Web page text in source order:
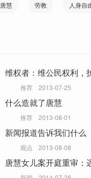
唐慧 劳教 人身自
维权者：维公民权利，
推荐 2013-07-25
什么造就了唐慧
推荐 2013-08-01
新闻报道告诉我们什么
观点 2013-08-08
唐慧女儿案开庭重审：